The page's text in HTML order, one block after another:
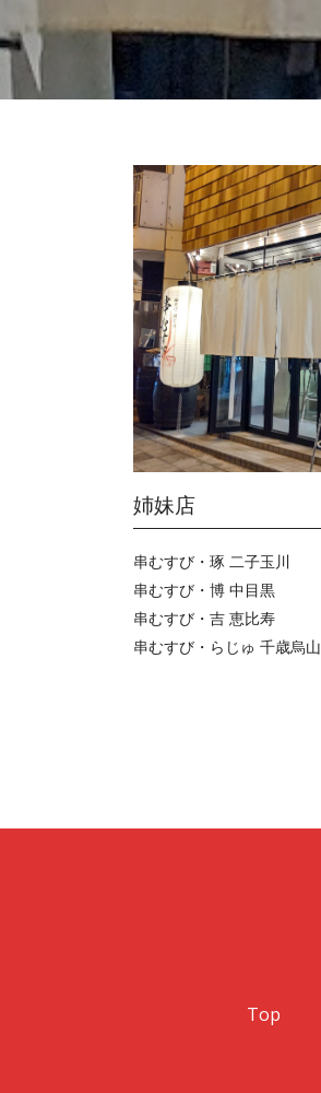
姉妹店
串むすび・琢 二子玉川
串むすび・博 中目黒
串むすび・吉 恵比寿
串むすび・らじゅ 千歳烏山
Top